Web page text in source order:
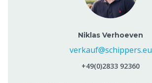
Niklas Verhoeven
verkauf@schippers.eu
+49(0)2833 92360